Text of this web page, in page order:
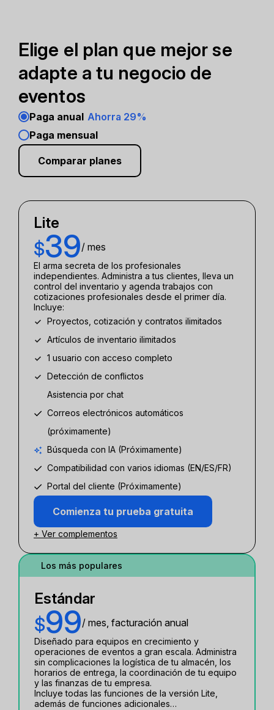
Elige el plan que mejor se
adapte a tu negocio de
eventos
Paga anual Ahorra 29%
Paga mensual
Comparar planes
Lite
$39/ mes
El arma secreta de los profesionales
independientes. Administra a tus clientes, lleva un
control del inventario y agenda trabajos con
cotizaciones profesionales desde el primer día.
Incluye:
Proyectos, cotización y contratos ilimitados
Artículos de inventario ilimitados
1 usuario con acceso completo
Detección de conflictos
Asistencia por chat
Correos electrónicos automáticos
(próximamente)
Búsqueda con IA (Próximamente)
Compatibilidad con varios idiomas (EN/ES/FR)
Portal del cliente (Próximamente)
Comienza tu prueba gratuita
+ Ver complementos
Los más populares
Estándar
$99/ mes, facturación anual
Diseñado para equipos en crecimiento y
operaciones de eventos a gran escala. Administra
sin complicaciones la logística de tu almacén, los
horarios de entrega, la coordinación de tu equipo
y las finanzas de tu empresa.
Incluye todas las funciones de la versión Lite,
además de funciones adicionales…